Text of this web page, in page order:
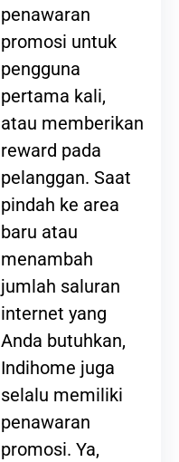
penawaran
promosi untuk
pengguna
pertama kali,
atau memberikan
reward pada
pelanggan. Saat
pindah ke area
baru atau
menambah
jumlah saluran
internet yang
Anda butuhkan,
Indihome juga
selalu memiliki
penawaran
promosi. Ya,